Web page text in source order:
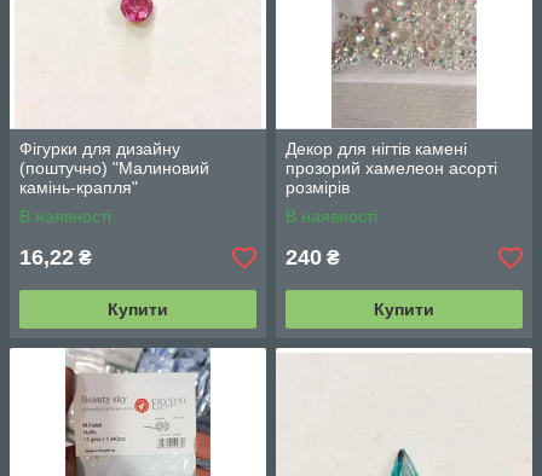
Фігурки для дизайну
(поштучно) "Малиновий
камінь-крапля"
В наявності
16,22 ₴
Купити
Декор для нігтів камені
прозорий хамелеон асорті
розмірів
В наявності
240 ₴
Купити